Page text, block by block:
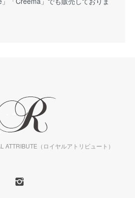
ATTRIBUTE（ロイヤルアトリビュート）